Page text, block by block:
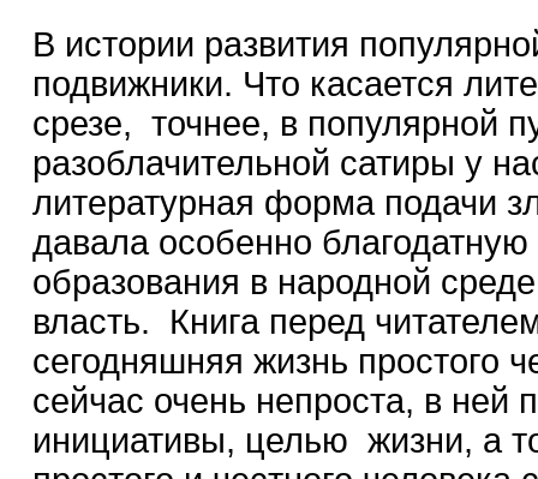
В истории развития
подвижники. Что касается
срезе, точнее, в популярной
разоблачительной сатиры у
литературная форма подачи
давала особенно
образования в народной
власть. Книга перед
сегодняшняя жизнь простого
сейчас очень непроста, в ней
инициативы, целью жизни, а